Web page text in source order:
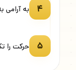
۴ به آرامی
۵ حرکت را